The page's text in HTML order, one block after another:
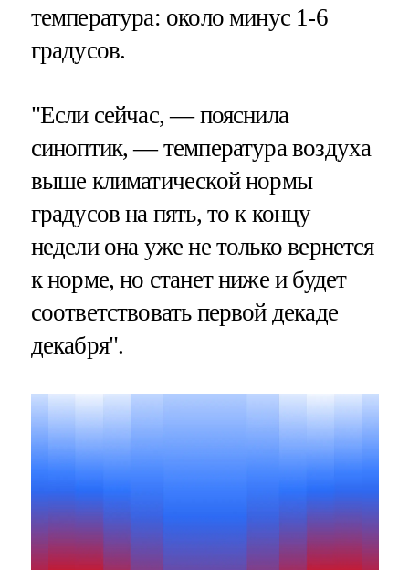
температура: около минус 1-6
градусов.
"Если сейчас, — пояснила
синоптик, — температура воздуха
выше климатической нормы
градусов на пять, то к концу
недели она уже не только вернется
к норме, но станет ниже и будет
соответствовать первой декаде
декабря".